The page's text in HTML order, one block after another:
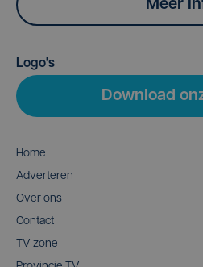
Meer
Logo's
Download
Home
Adverteren
Over ons
Contact
TV zone